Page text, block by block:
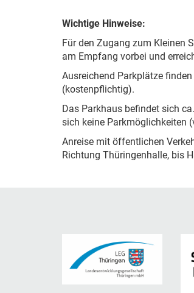
Wichtige Hinweise:
Für den Zugang zum Kleinen
am Empfang vorbei und
Ausreichend Parkplätze
(kostenpflichtig).
Das Parkhaus befindet sich
sich keine Parkmöglichkeiten
Anreise mit öffentlichen
Richtung Thüringenhalle, bis